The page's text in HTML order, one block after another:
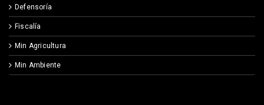
Defensoría
Fiscalía
Min Agricultura
Min Ambiente